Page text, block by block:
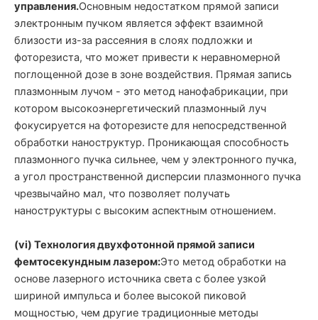
управления.Основным недостатком прямой записи
электронным пучком является эффект взаимной
близости из-за рассеяния в слоях подложки и
фоторезиста, что может привести к неравномерной
поглощенной дозе в зоне воздействия. Прямая запись
плазмонным лучом - это метод нанофабрикации, при
котором высокоэнергетический плазмонный луч
фокусируется на фоторезисте для непосредственной
обработки наноструктур. Проникающая способность
плазмонного пучка сильнее, чем у электронного пучка,
а угол пространственной дисперсии плазмонного пучка
чрезвычайно мал, что позволяет получать
наноструктуры с высоким аспектным отношением.
(vi) Технология двухфотонной прямой записи
фемтосекундным лазером:Это метод обработки на
основе лазерного источника света с более узкой
шириной импульса и более высокой пиковой
мощностью, чем другие традиционные методы